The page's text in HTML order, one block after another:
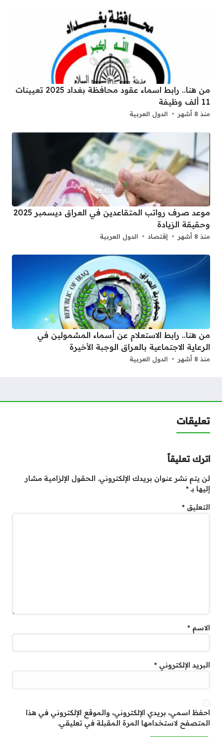
من هنا.. رابط اسماء عقود محافظة بغداد 2025 تعيينات
11 ألف وظيفة
منذ 8 أشهر الدول العربية
موعد صرف رواتب المتقاعدين في العراق ديسمبر 2025
وحقيقة الزيادة
منذ 8 أشهر إقتصاد الدول العربية
من هنا.. رابط الاستعلام عن أسماء المشمولين في
الرعاية الاجتماعية بالعراق الوجبة الأخيرة
منذ 8 أشهر الدول العربية
تعليقات
اترك تعليقاً
لن يتم نشر عنوان بريدك الإلكتروني. الحقول الإلزامية مشار
إليها بـ*
التعليق *
الاسم *
البريد الإلكتروني *
احفظ اسمي، بريدي الإلكتروني، والموقع الإلكتروني في هذا
المتصفح لاستخدامها المرة المقبلة في تعليقي.